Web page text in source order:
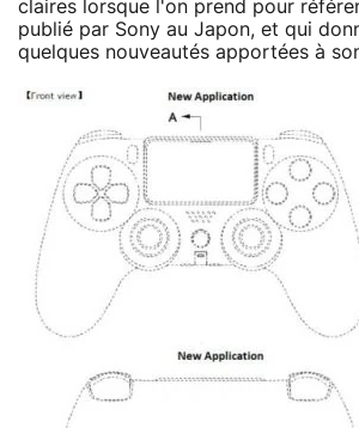
claires lorsque l'on prend pour
publié par Sony au Japon, et qui
quelques nouveautés apportées à